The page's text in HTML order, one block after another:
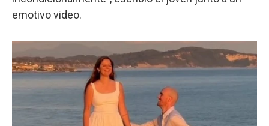
emotivo video.